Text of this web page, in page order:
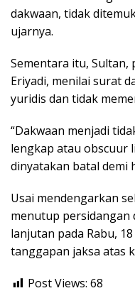
dakwaan, tidak
ujarnya.
Sementara itu, Sultan,
Eriyadi, menilai surat
yuridis dan tidak
“Dakwaan menjadi
lengkap atau obscuur
dinyatakan batal demi
Usai mendengarkan
menutup persidangan
lanjutan pada Rabu,
tanggapan jaksa atas
Post Views: 68